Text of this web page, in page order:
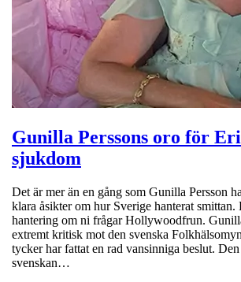
Gunilla Perssons oro för
sjukdom
Det är mer än en gång som Gunilla Persson
klara åsikter om hur Sverige hanterat smittan.
hantering om ni frågar Hollywoodfrun.
extremt kritisk mot den svenska
tycker har fattat en rad vansinniga beslut.
svenskan…